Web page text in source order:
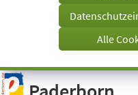
Visuelle
Assistenzsoftware
Alle